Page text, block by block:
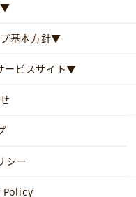
▼
基本方針▼
ービスサイト▼
シー